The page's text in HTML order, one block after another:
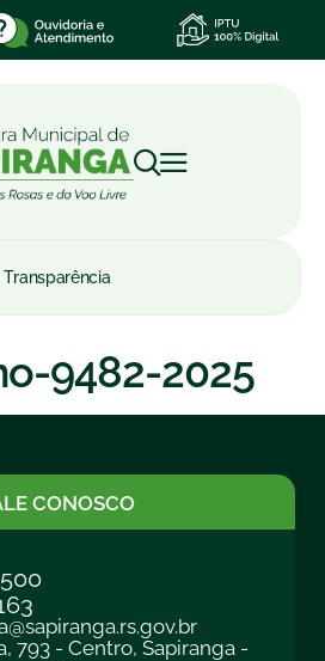
Transparência
9482-2025
CONOSCO
793 - Centro, Sapiranga -